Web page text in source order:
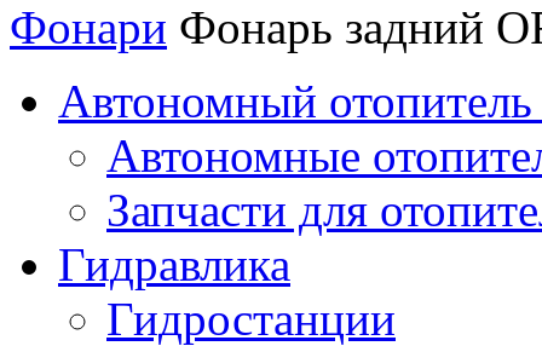
Фонари Фонарь задний
Автономный отопитель
Автономные
Запчасти для
Гидравлика
Гидростанции